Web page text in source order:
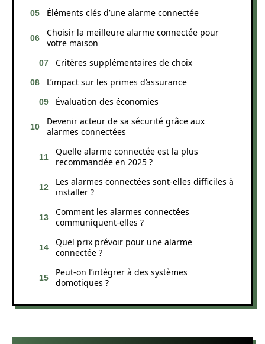
Éléments clés d’une alarme connectée
Choisir la meilleure alarme connectée pour
votre maison
Critères supplémentaires de choix
L’impact sur les primes d’assurance
Évaluation des économies
Devenir acteur de sa sécurité grâce aux
alarmes connectées
Quelle alarme connectée est la plus
recommandée en 2025 ?
Les alarmes connectées sont-elles difficiles à
installer ?
Comment les alarmes connectées
communiquent-elles ?
Quel prix prévoir pour une alarme
connectée ?
Peut-on l’intégrer à des systèmes
domotiques ?